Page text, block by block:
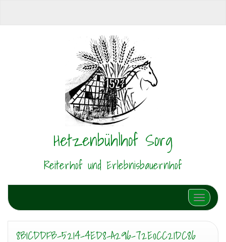
Hetzenbühlhof Sorg
Reiterhof und Erlebnisbauernhof
Schalte
8B1CDDFB-5214-4ED8-A296-72E0CC21DC86